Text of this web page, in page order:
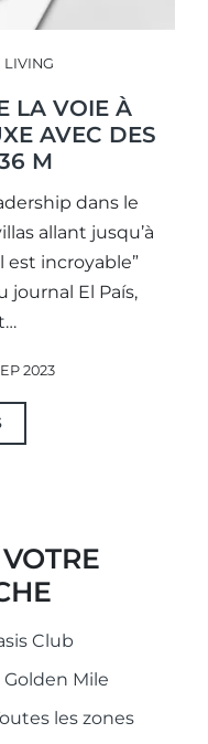
LIVING
LA VOIE À
AVEC DES
M
dans le
allant jusqu’à
est incroyable”
journal El País,
2023
Club
Mile
les zones